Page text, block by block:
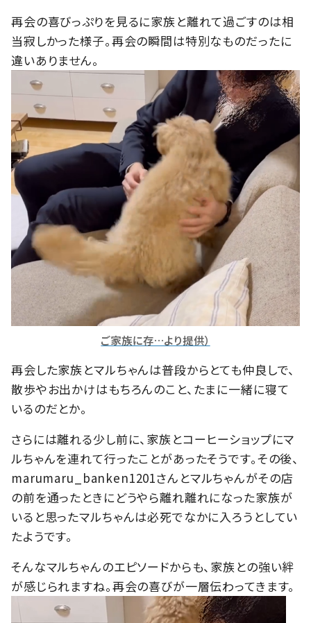
再会の喜びっぷりを見るに家族と離れて過ごすのは相
当寂しかった様子。再会の瞬間は特別なものだったに
違いありません。
ご家族に存…より提供）
再会した家族とマルちゃんは普段からとても仲良しで、
散歩やお出かけはもちろんのこと、たまに一緒に寝て
いるのだとか。
さらには離れる少し前に、家族とコーヒーショップにマ
ルちゃんを連れて行ったことがあったそうです。その後、
marumaru_banken1201さんとマルちゃんがその店
の前を通ったときにどうやら離れ離れになった家族が
いると思ったマルちゃんは必死でなかに入ろうとしてい
たようです。
そんなマルちゃんのエピソードからも、家族との強い絆
が感じられますね。再会の喜びが一層伝わってきます。